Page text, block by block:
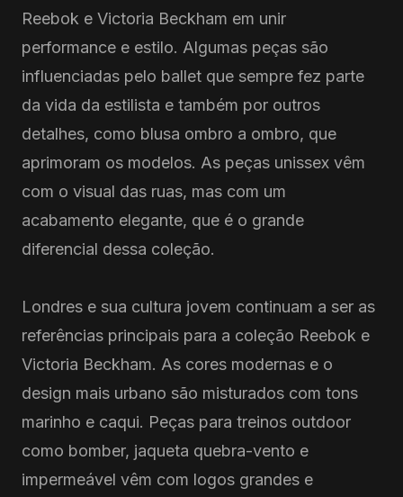
Reebok e Victoria Beckham em unir
performance e estilo. Algumas peças são
influenciadas pelo ballet que sempre fez parte
da vida da estilista e também por outros
detalhes, como blusa ombro a ombro, que
aprimoram os modelos. As peças unissex vêm
com o visual das ruas, mas com um
acabamento elegante, que é o grande
diferencial dessa coleção.
Londres e sua cultura jovem continuam a ser as
referências principais para a coleção Reebok e
Victoria Beckham. As cores modernas e o
design mais urbano são misturados com tons
marinho e caqui. Peças para treinos outdoor
como bomber, jaqueta quebra-vento e
impermeável vêm com logos grandes e